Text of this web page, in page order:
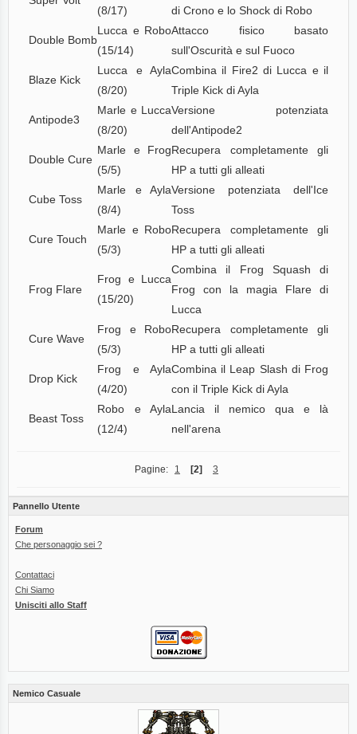
(8/17)
di Crono e lo Shock di Robo
Double Bomb
Lucca e Robo
(15/14)
Attacco fisico basato
sull'Oscurità e sul Fuoco
Blaze Kick
Lucca e Ayla
(8/20)
Combina il Fire2 di Lucca e il
Triple Kick di Ayla
Antipode3
Marle e Lucca
(8/20)
Versione potenziata
dell'Antipode2
Double Cure
Marle e Frog
(5/5)
Recupera completamente gli
HP a tutti gli alleati
Cube Toss
Marle e Ayla
(8/4)
Versione potenziata dell'Ice
Toss
Cure Touch
Marle e Robo
(5/3)
Recupera completamente gli
HP a tutti gli alleati
Frog Flare
Frog e Lucca
(15/20)
Combina il Frog Squash di
Frog con la magia Flare di
Lucca
Cure Wave
Frog e Robo
(5/3)
Recupera completamente gli
HP a tutti gli alleati
Drop Kick
Frog e Ayla
(4/20)
Combina il Leap Slash di Frog
con il Triple Kick di Ayla
Beast Toss
Robo e Ayla
(12/4)
Lancia il nemico qua e là
nell'arena
Pagine: 1 [2] 3
Pannello Utente
Forum
Che personaggio sei ?
Contattaci
Chi Siamo
Unisciti allo Staff
Nemico Casuale